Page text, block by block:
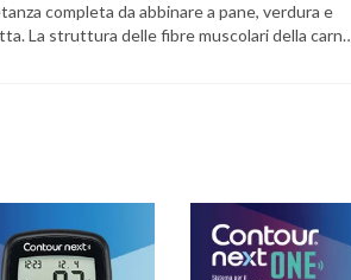
completa da abbinare a pane, verdura e
La struttura delle fibre muscolari della carne